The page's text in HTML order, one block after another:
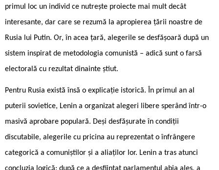
primul loc un individ ce nutrește proiecte mai mult decât
interesante, dar care se rezumă la apropierea țării noastre de
Rusia lui Putin. Or, în acea țară, alegerile se desfășoară după un
sistem inspirat de metodologia comunistă – adică sunt o farsă
electorală cu rezultat dinainte știut.
Pentru Rusia există însă o explicație istorică. În primul an al
puterii sovietice, Lenin a organizat alegeri libere sperând într-o
masivă aprobare populară. Deși desfășurate în condiții
discutabile, alegerile cu pricina au reprezentat o înfrângere
categorică a comuniștilor și a aliaților lor. Lenin a tras atunci
concluzia logică: după ce a desființat parlamentul abia ales, a